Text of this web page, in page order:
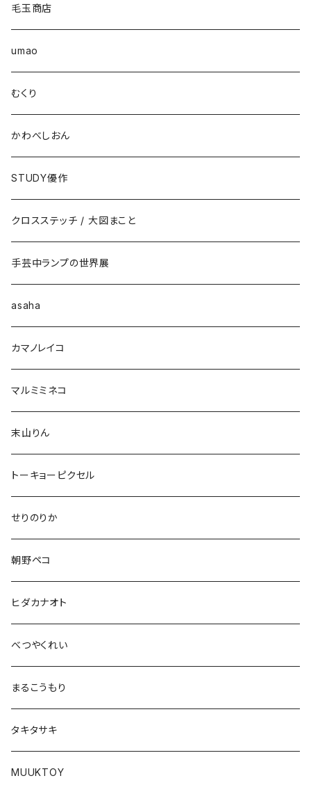
毛玉商店
umao
むくり
かわべしおん
STUDY優作
クロスステッチ / 大図まこと
手芸中ランプの世界展
asaha
カマノレイコ
マルミミネコ
末山りん
トーキョーピクセル
せりのりか
朝野ペコ
ヒダカナオト
べつやくれい
まるこうもり
タキタサキ
MUUKTOY